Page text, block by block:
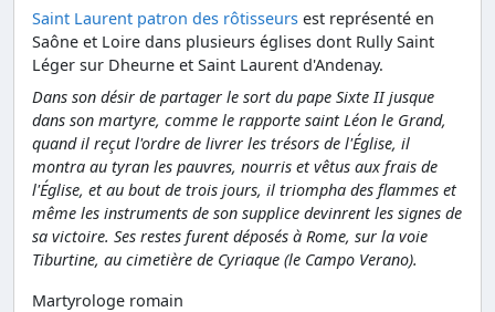
Saint Laurent patron des rôtisseurs est représenté en
Saône et Loire dans plusieurs églises dont Rully Saint
Léger sur Dheurne et Saint Laurent d'Andenay.
Dans son désir de partager le sort du pape Sixte II jusque
dans son martyre, comme le rapporte saint Léon le Grand,
quand il reçut l'ordre de livrer les trésors de l'Église, il
montra au tyran les pauvres, nourris et vêtus aux frais de
l'Église, et au bout de trois jours, il triompha des flammes et
même les instruments de son supplice devinrent les signes de
sa victoire. Ses restes furent déposés à Rome, sur la voie
Tiburtine, au cimetière de Cyriaque (le Campo Verano).
Martyrologe romain